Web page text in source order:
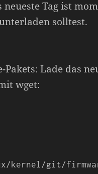
Tag ist
solltest.
Lade das
wget:
kernel/git/